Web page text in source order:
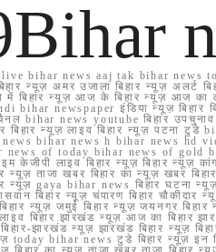
bihar news aaj tak bihar news
न्यूज़ अमर उजाला बिहार न्यूज़
न्यूज़ आज के बिहार न्यूज़ आज का
newspaper इंडिया न्यूज़ बिहार
bihar news youtube बिहार
बिहार न्यूज़ लाइव बिहार न्यूज़ पटना
news bihar news h bihar
news of today bihar news of
लाइव बिहार न्यूज़ बिहार न्यूज़
ताजा खबर बिहार का न्यूज़ खबर
न्यूज़ gaya bihar news बिहार
बिहार न्यूज़ चंपारण बिहार
न्यूज़ जमुई बिहार न्यूज़ जयनगर बिहार
बिहार झारखंड न्यूज़ आज का
झारखंड न्यूज़ झारखंड बिहार न्यूज़
today bihar news टुडे बिहार न्यूज़